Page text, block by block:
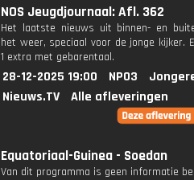
NOS Jeugdjournaal: Afl. 362
Het laatste nieuws uit binnen- en
het weer, speciaal voor de jonge kijker.
1 extra met gebarentaal.
28-12-2025 19:00 NPO3
Nieuws.TV
Alle afleveringen
Equatoriaal-Guinea - Soedan
Van dit programma is geen informatie